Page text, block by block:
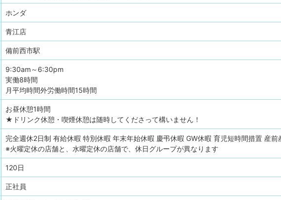
ホンダ
青江店
備前西市駅
9:30am～6:30pm
実働8時間
月平均時間外労働時間15時間
お昼休憩1時間
★ドリンク休憩・喫煙休憩は随時してくださって構いません！
完全週休2日制 有給休暇 特別休暇 年末年始休暇 慶弔休暇 GW休暇 育児短時間措置 産前
※火曜定休の店舗と、水曜定休の店舗で、休日グループが異なります
120日
正社員